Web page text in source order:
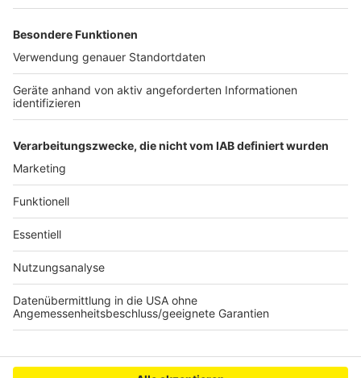
Verkehrsminister Oliver Krischer von den Grünen. Weil
viele Brücken in den 60er und 70er Jahren erstellt
nicht mehr funktionabel. Chaos an anderen
Brückenorten in NRW sind in den kommenden Jahren -
wie in Lüdenscheid - also vorprogrammiert.
Autorin: Joline Depta
Anzeige
Anzeige